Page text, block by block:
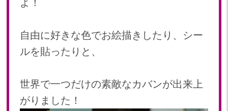
2024年 05月(21)
2024年 03月(20)
2024年 02月(19)
2024年 01月(20)
2023年 12月(20)
2023年 11月(20)
よ！
自由に好きな色でお絵描きしたり、シー
ルを貼ったりと、
世界で一つだけの素敵なカバンが出来上
がりました！